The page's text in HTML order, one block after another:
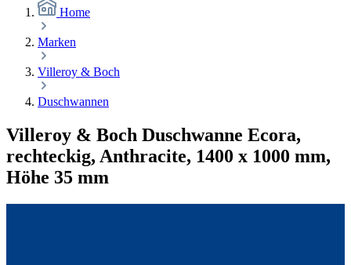
Home
Marken
Villeroy & Boch
Duschwannen
Villeroy & Boch Duschwanne Ecora,
rechteckig, Anthracite, 1400 x 1000 mm,
Höhe 35 mm